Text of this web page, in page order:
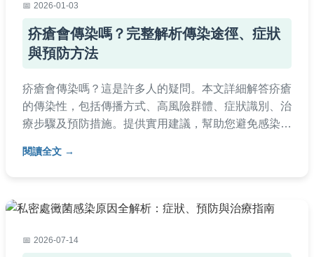
2026-01-03
疥瘡會傳染嗎？完整解析傳染途徑、症狀
與預防方法
疥瘡會傳染嗎？這是許多人的疑問。本文詳細解答疥瘡
的傳染性，包括傳播方式、高風險群體、症狀識別、治
療步驟及預防措施。提供實用建議，幫助您避免感染，
疥瘡。
閱讀全文
2026-07-14